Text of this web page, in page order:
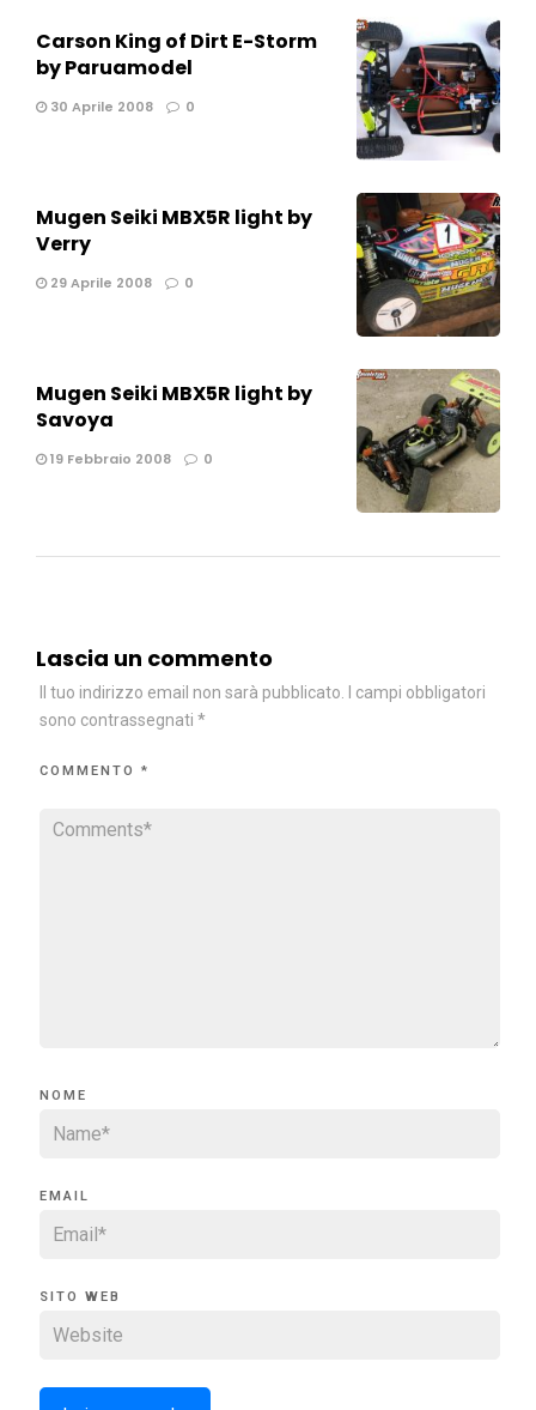
Carson King of Dirt E-Storm
by Paruamodel
30 Aprile 2008 0
Mugen Seiki MBX5R light by
Verry
29 Aprile 2008 0
Mugen Seiki MBX5R light by
Savoya
19 Febbraio 2008 0
Lascia un commento
Il tuo indirizzo email non sarà pubblicato.
I campi obbligatori
sono contrassegnati *
COMMENTO *
NOME
EMAIL
SITO WEB